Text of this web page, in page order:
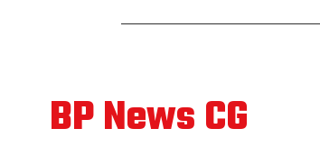
BP News CG